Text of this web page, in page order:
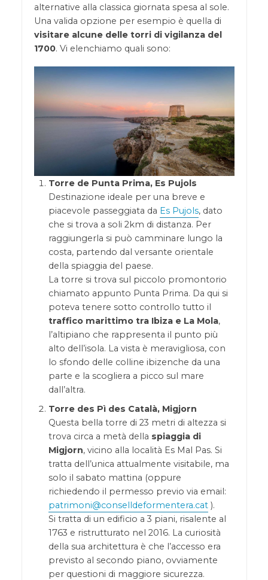
alternative alla classica giornata spesa al sole.
Una valida opzione per esempio è quella di
visitare alcune delle torri di vigilanza del
1700. Vi elenchiamo quali sono:
Torre de Punta Prima, Es Pujols
Destinazione ideale per una breve e
piacevole passeggiata da Es Pujols, dato
che si trova a soli 2km di distanza. Per
raggiungerla si può camminare lungo la
costa, partendo dal versante orientale
della spiaggia del paese.
La torre si trova sul piccolo promontorio
chiamato appunto Punta Prima. Da qui si
poteva tenere sotto controllo tutto il
traffico marittimo tra Ibiza e La Mola,
l’altipiano che rappresenta il punto più
alto dell’isola. La vista è meravigliosa, con
lo sfondo delle colline ibizenche da una
parte e la scogliera a picco sul mare
dall’altra.
Torre des Pì des Català, Migjorn
Questa bella torre di 23 metri di altezza si
trova circa a metà della spiaggia di
Migjorn, vicino alla località Es Mal Pas. Si
tratta dell’unica attualmente visitabile, ma
solo il sabato mattina (oppure
richiedendo il permesso previo via email:
patrimoni@conselldeformentera.cat).
Si tratta di un edificio a 3 piani, risalente al
1763 e ristrutturato nel 2016. La curiosità
della sua architettura è che l’accesso era
previsto al secondo piano, ovviamente
per questioni di maggiore sicurezza.